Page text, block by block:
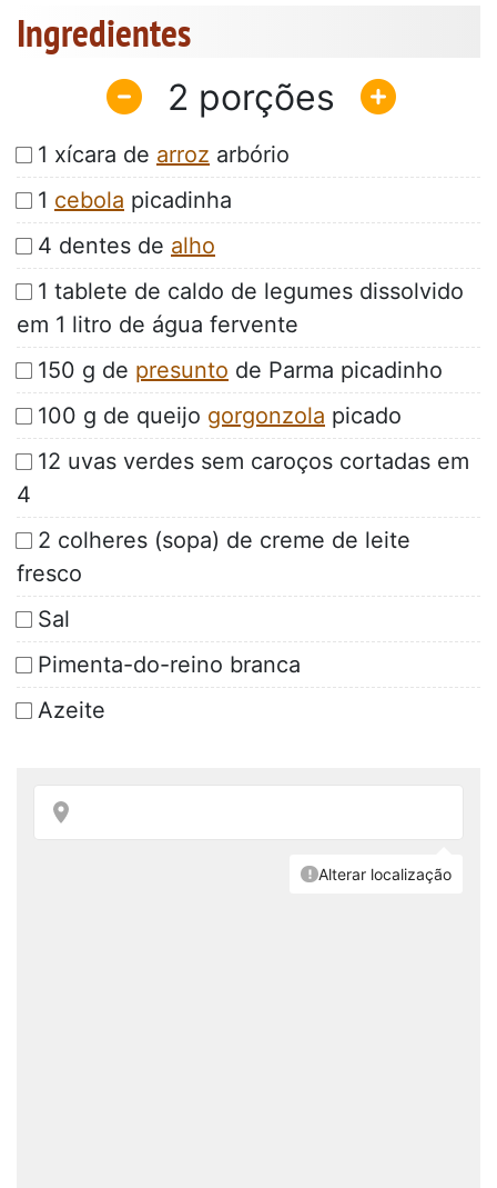
Ingredientes
2
1 xícara de arroz arbório
1 cebola picadinha
4 dentes de alho
1 tablete de caldo de legumes dissolvido
em 1 litro de água fervente
150 g de presunto de Parma picadinho
100 g de queijo gorgonzola picado
12 uvas verdes sem caroços cortadas em
4
2 colheres (sopa) de creme de leite
fresco
Sal
Pimenta-do-reino branca
Azeite